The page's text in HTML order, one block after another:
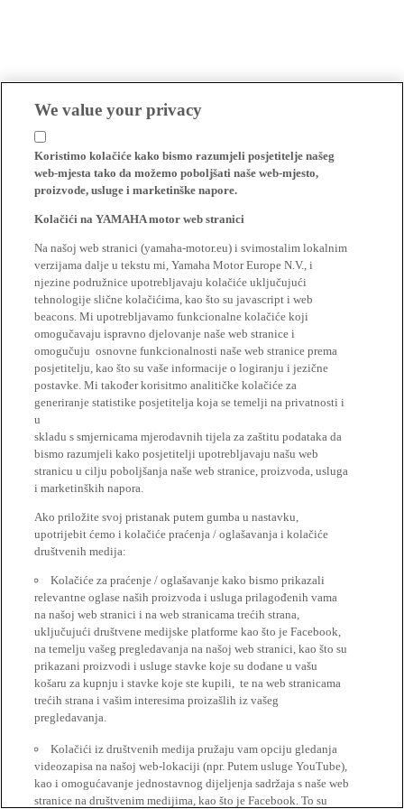
We value your privacy
Koristimo kolačiće kako bismo razumjeli posjetitelje našeg
web-mjesta tako da možemo poboljšati naše web-mjesto,
proizvode, usluge i marketinške napore.
Kolačići na YAMAHA motor web stranici
Na našoj web stranici (yamaha-motor.eu) i svimostalim lokalnim
verzijama dalje u tekstu mi, Yamaha Motor Europe N.V., i
njezine podružnice upotrebljavaju kolačiće uključujući
tehnologije slične kolačićima, kao što su javascript i web
beacons. Mi upotrebljavamo funkcionalne kolačiće koji
omogučavaju ispravno djelovanje naše web stranice i
omogučuju osnovne funkcionalnosti naše web stranice prema
posjetitelju, kao što su vaše informacije o logiranju i jezične
postavke. Mi također korisitmo analitičke kolačiće za
generiranje statistike posjetitelja koja se temelji na privatnosti i
u
skladu s smjernicama mjerodavnih tijela za zaštitu podataka da
bismo razumjeli kako posjetitelji upotrebljavaju našu web
stranicu u cilju poboljšanja naše web stranice, proizvoda, usluga
i marketinških napora.
Ako priložite svoj pristanak putem gumba u nastavku,
upotrijebit ćemo i kolačiće praćenja / oglašavanja i kolačiće
društvenih medija:
Kolačiće za praćenje / oglašavanje kako bismo prikazali
relevantne oglase naših proizvoda i usluga prilagođenih vama
na našoj web stranici i na web stranicama trećih strana,
uključujući društvene medijske platforme kao što je Facebook,
na temelju vašeg pregledavanja na našoj web stranici, kao što su
prikazani proizvodi i usluge stavke koje su dodane u vašu
košaru za kupnju i stavke koje ste kupili, te na web stranicama
trećih strana i vašim interesima proizašlih iz vašeg
pregledavanja.
Kolačići iz društvenih medija pružaju vam opciju gledanja
videozapisa na našoj web-lokaciji (npr. Putem usluge YouTube),
kao i omogućavanje jednostavnog dijeljenja sadržaja s naše web
stranice na društvenim medijima, kao što je Facebook. To su